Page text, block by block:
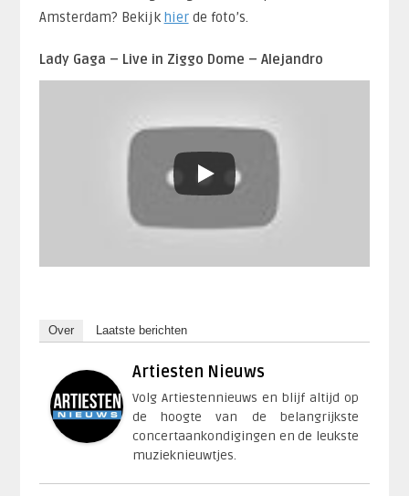
Amsterdam? Bekijk hierde foto’s.
Lady Gaga – Live in Ziggo Dome – Alejandro
Over Laatste berichten
Artiesten Nieuws
Volg Artiestennieuws en blijf altijd op
de hoogte van de belangrijkste
concertaankondigingen en de leukste
muzieknieuwtjes.